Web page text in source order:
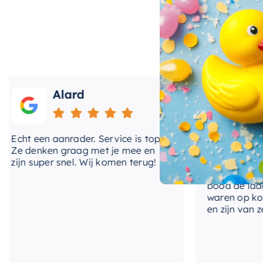
Als product van het gerenommeerde merk Hotbath,
badrandkraan van hoge kwaliteit is. Hotbath staat
duurzame producten, en deze badrandkraan is
voor eenvoudige montage, met 4 gaten voor een
een nieuwe badkamer bouwt of uw huidige
uitstekende keuze.
Alard
een aanrader. Service is top!
denken graag met je mee en
super snel. Wij komen terug!
Roos
Onlangs heb ik
kranen van
BadenVloer. Ik
prijzen
bood de
waren op korte
en zijn van